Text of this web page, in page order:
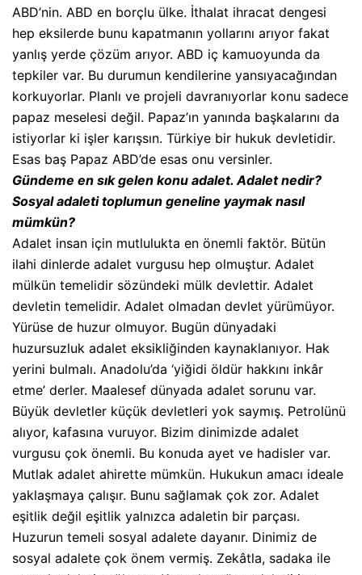
ABD’nin. ABD en borçlu ülke. İthalat ihracat dengesi
hep eksilerde bunu kapatmanın yollarını arıyor fakat
yanlış yerde çözüm arıyor. ABD iç kamuoyunda da
tepkiler var. Bu durumun kendilerine yansıyacağından
korkuyorlar. Planlı ve projeli davranıyorlar konu sadece
papaz meselesi değil. Papaz’ın yanında başkalarını da
istiyorlar ki işler karışsın. Türkiye bir hukuk devletidir.
Esas baş Papaz ABD’de esas onu versinler.
Gündeme en sık gelen konu adalet. Adalet nedir?
Sosyal adaleti toplumun geneline yaymak nasıl
mümkün?
Adalet insan için mutlulukta en önemli faktör. Bütün
ilahi dinlerde adalet vurgusu hep olmuştur. Adalet
mülkün temelidir sözündeki mülk devlettir. Adalet
devletin temelidir. Adalet olmadan devlet yürümüyor.
Yürüse de huzur olmuyor. Bugün dünyadaki
huzursuzluk adalet eksikliğinden kaynaklanıyor. Hak
yerini bulmalı. Anadolu’da ‘yiğidi öldür hakkını inkâr
etme’ derler. Maalesef dünyada adalet sorunu var.
Büyük devletler küçük devletleri yok saymış. Petrolünü
alıyor, kafasına vuruyor. Bizim dinimizde adalet
vurgusu çok önemli. Bu konuda ayet ve hadisler var.
Mutlak adalet ahirette mümkün. Hukukun amacı ideale
yaklaşmaya çalışır. Bunu sağlamak çok zor. Adalet
eşitlik değil eşitlik yalnızca adaletin bir parçası.
Huzurun temeli sosyal adalete dayanır. Dinimiz de
sosyal adalete çok önem vermiş. Zekâtla, sadaka ile